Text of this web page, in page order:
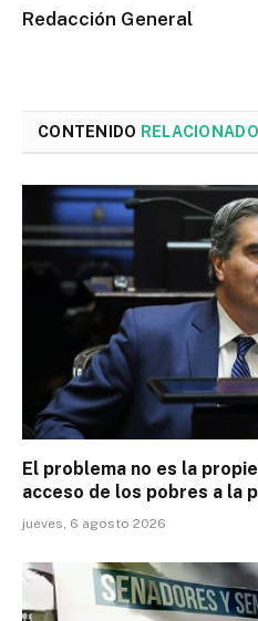
Redacción General
CONTENIDO RELACIONADO
El problema no es la
acceso de los pobres a la
jueves, 6 agosto 2026